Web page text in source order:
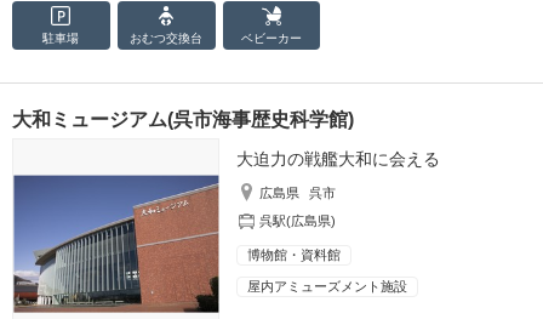
駐車場 おむつ交換台 ベビーカー
大和ミュージアム(呉市海事歴史科学館)
大迫力の戦艦大和に会える
広島県
呉市
呉駅(広島県)
博物館・資料館
屋内アミューズメント施設